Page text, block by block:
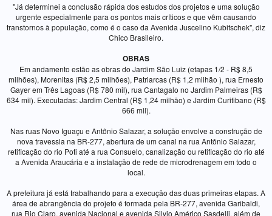
"Já determinei a conclusão rápida dos estudos dos projetos e uma solução
urgente especialmente para os pontos mais críticos e que vêm causando
transtornos à população, como é o caso da Avenida Juscelino Kubitschek", diz
Chico Brasileiro.
OBRAS
Em andamento estão as obras do Jardim São Luiz (etapas 1/2 - R$ 8,5
milhões), Morenitas (R$ 2,5 milhões), Patriarcas (R$ 1,2 milhão ), rua Ernesto
Gayer em Três Lagoas (R$ 780 mil), rua Cantagalo no Jardim Palmeiras (R$
634 mil). Executadas: Jardim Central (R$ 1,24 milhão) e Jardim Curitibano (R$
666 mil).
Nas ruas Novo Iguaçu e Antônio Salazar, a solução envolve a construção de
nova travessia na BR-277, abertura de um canal na rua Antônio Salazar,
retificação do rio Poti até a rua Consuelo, canalização ou retificação do rio até
a Avenida Araucária e a instalação de rede de microdrenagem em todo o
local.
A prefeitura já está trabalhando para a execução das duas primeiras etapas. A
área de abrangência do projeto é formada pela BR-277, avenida Garibaldi,
rua Rio Claro, avenida Nacional e avenida Silvio Américo Sasdelli, além de